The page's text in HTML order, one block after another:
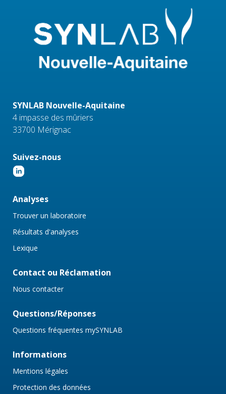
SYNLAB Nouvelle-Aquitaine
4 impasse des mûriers
33700 Mérignac
Suivez-nous
Analyses
Trouver un laboratoire
Résultats d'analyses
Lexique
Contact ou Réclamation
Nous contacter
Questions/Réponses
Questions fréquentes mySYNLAB
Informations
Mentions légales
Protection des données